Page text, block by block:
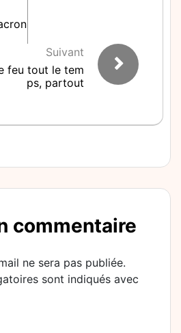
Suivant
feu tout le tem
ps, partout
commentaire
ne sera pas publiée.
sont indiqués avec